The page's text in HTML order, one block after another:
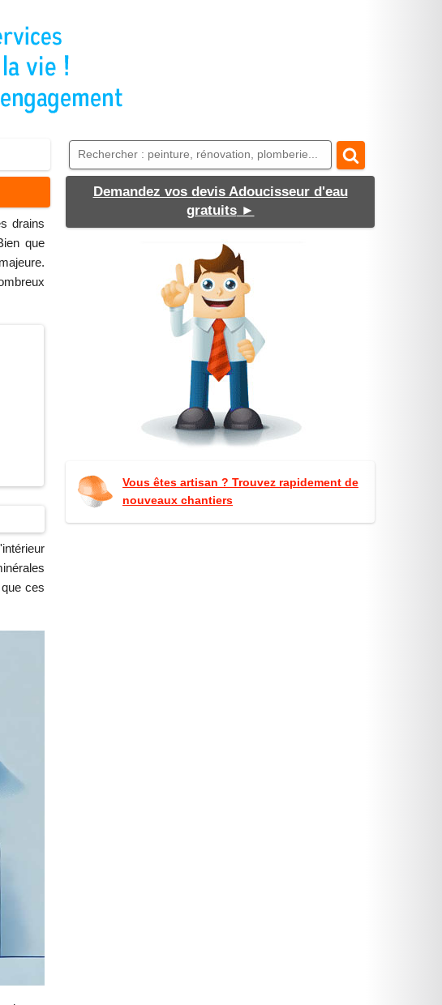
drains
que
ces
Demandez vos devis Adoucisseur d'eau
gratuits►
Vous êtes artisan ? Trouvez rapidement de
nouveaux chantiers